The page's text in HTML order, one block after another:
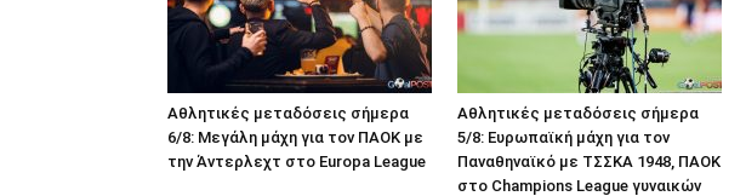
Αθλητικές μεταδόσεις σήμερα
6/8: Μεγάλη μάχη για τον ΠΑΟΚ με
την Άντερλεχτ στο Europa League
Αθλητικές μεταδόσεις σήμερα
5/8: Ευρωπαϊκή μάχη για τον
Παναθηναϊκό με ΤΣΣΚΑ 1948, ΠΑΟΚ
στο Champions League γυναικών